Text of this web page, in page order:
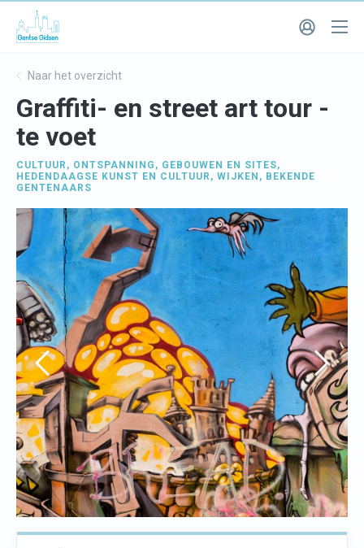
Naar het overzicht
Graffiti- en street art tour -
te voet
CULTUUR , ONTSPANNING , GEBOUWEN EN SITES,
HEDENDAAGSE KUNST EN CULTUUR , WIJKEN , BEKENDE
GENTENAARS